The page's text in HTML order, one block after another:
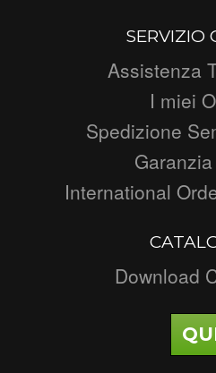
SERVIZIO
Assistenza
I miei
Spedizione
International
Download